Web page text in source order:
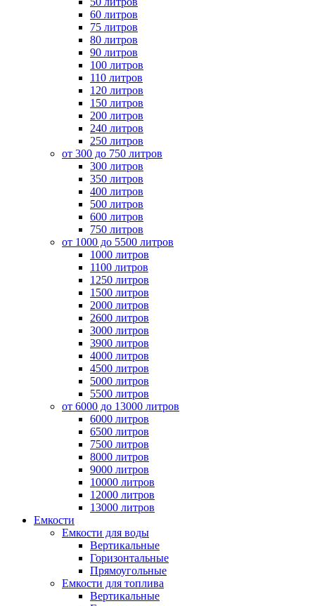
60 литров
75 литров
80 литров
90 литров
100 литров
110 литров
120 литров
150 литров
200 литров
240 литров
250 литров
от 300 до 750 литров
300 литров
350 литров
400 литров
500 литров
600 литров
750 литров
от 1000 до 5500 литров
1000 литров
1100 литров
1250 литров
1500 литров
2000 литров
2600 литров
3000 литров
3900 литров
4000 литров
4500 литров
5000 литров
5500 литров
от 6000 до 13000 литров
6000 литров
6500 литров
7500 литров
8000 литров
9000 литров
10000 литров
12000 литров
13000 литров
Емкости
Емкости для воды
Вертикальные
Горизонтальные
Прямоугольные
Емкости для топлива
Вертикальные